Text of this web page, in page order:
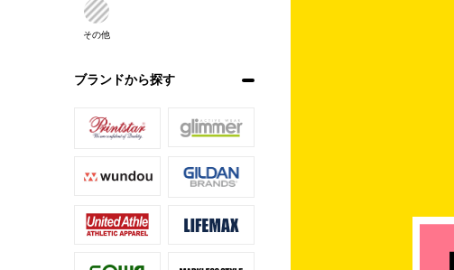
その他
ブランドから探す